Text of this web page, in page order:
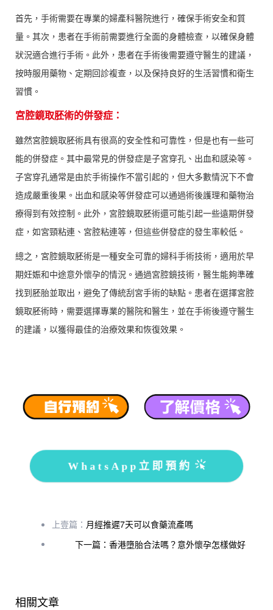
首先，手術需要在專業的婦產科醫院進行，確保手術安全和質
量。其次，患者在手術前需要進行全面的身體檢查，以確保身體
狀況適合進行手術。此外，患者在手術後需要遵守醫生的建議，
按時服用藥物、定期回診複查，以及保持良好的生活習慣和衛生
習慣。
宮腔鏡取胚術的併發症：
雖然宮腔鏡取胚術具有很高的安全性和可靠性，但是也有一些可
能的併發症。其中最常見的併發症是子宮穿孔、出血和感染等。
子宮穿孔通常是由於手術操作不當引起的，但大多數情況下不會
造成嚴重後果。出血和感染等併發症可以通過術後護理和藥物治
療得到有效控制。此外，宮腔鏡取胚術還可能引起一些遠期併發
症，如宮頸粘連、宮腔粘連等，但這些併發症的發生率較低。
總之，宮腔鏡取胚術是一種安全可靠的婦科手術技術，適用於早
期妊娠和中途意外懷孕的情況。通過宮腔鏡技術，醫生能夠準確
找到胚胎並取出，避免了傳統刮宮手術的缺點。患者在選擇宮腔
鏡取胚術時，需要選擇專業的醫院和醫生，並在手術後遵守醫生
的建議，以獲得最佳的治療效果和恢復效果。
WhatsApp立即預約
上壹篇： 月經推遲7天可以食藥流產嗎
下一篇：香港墮胎合法嗎？意外懷孕怎樣做好
相關文章